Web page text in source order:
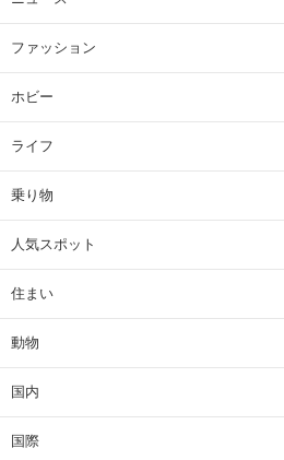
ファッション
ホビー
ライフ
乗り物
人気スポット
住まい
動物
国内
国際